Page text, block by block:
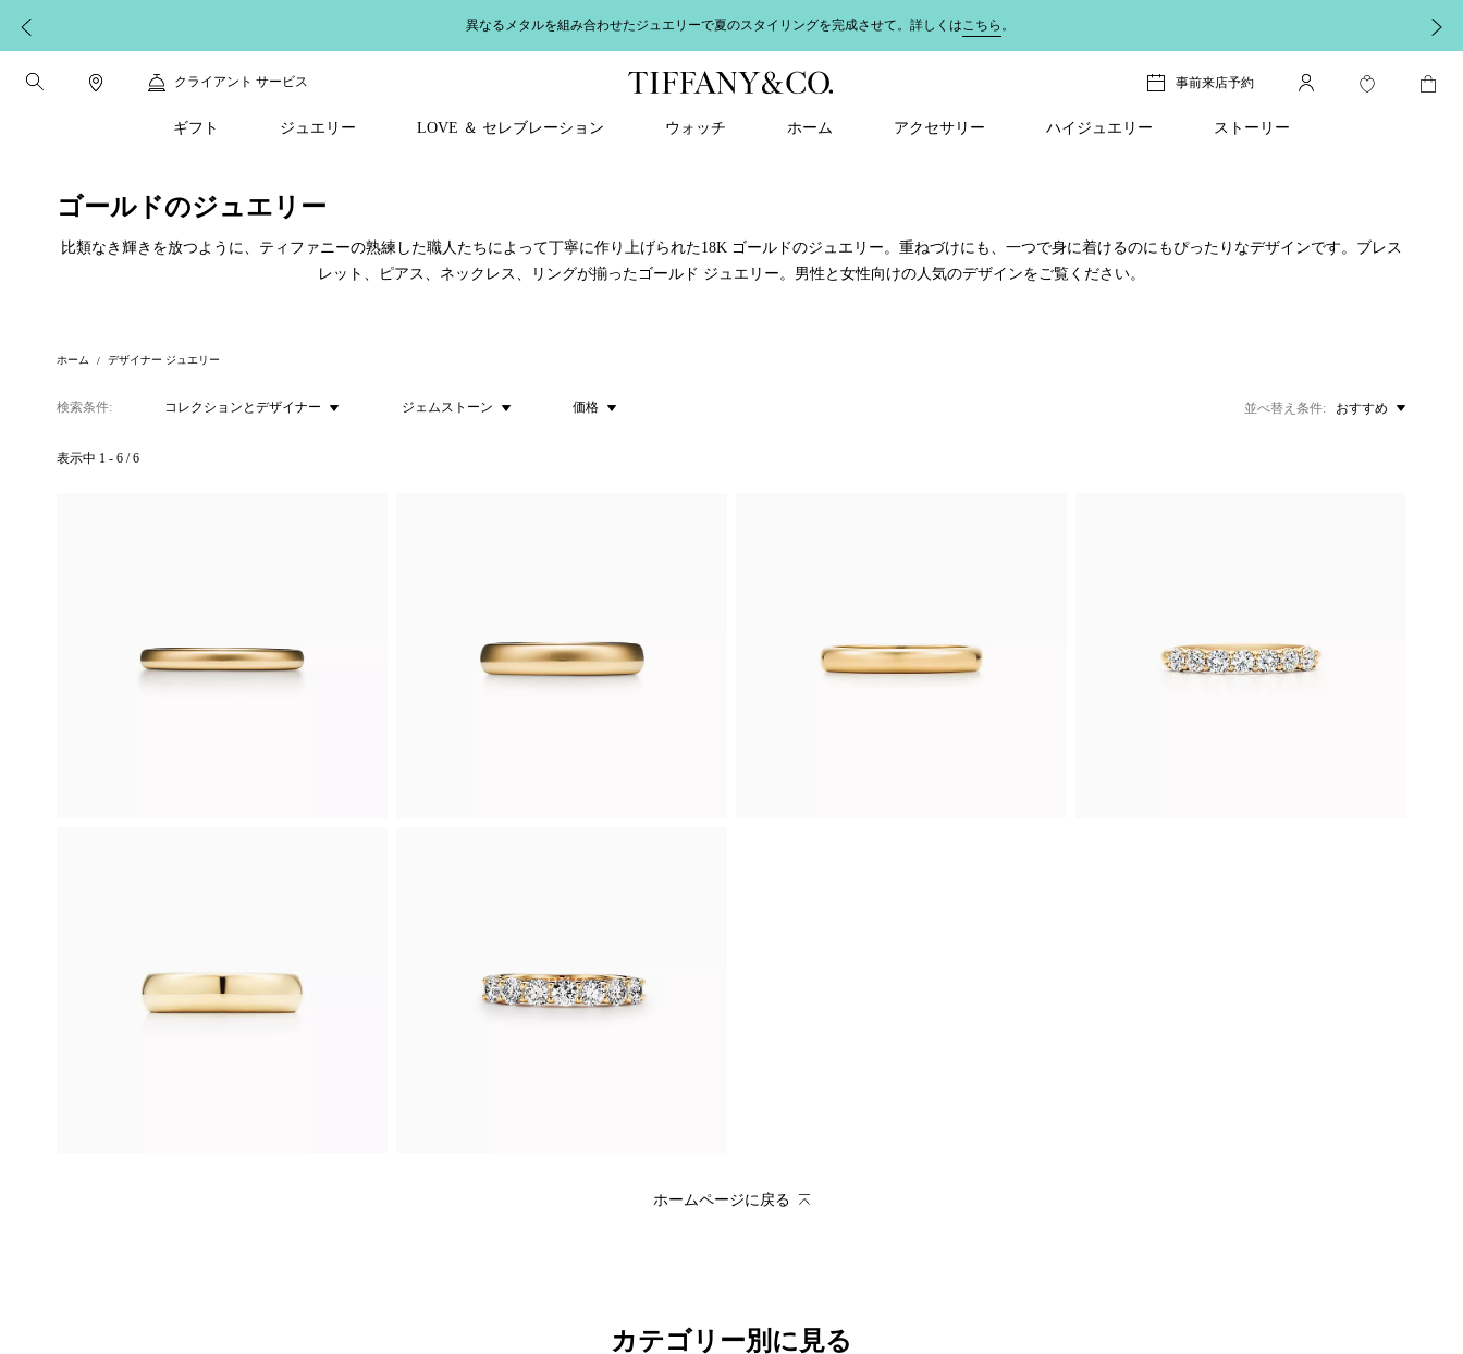
異なるメタルを組み合わせたジュエリーで夏のスタイリングを完成させて。詳しくはこちら 。
クライアント サービス 事前来店予約
ギフト ジュエリー LOVE ＆ セレブレーション ウォッチ ホーム アクセサリー ハイジュエリー ストーリー
ゴールドのジュエリー
比類なき輝きを放つように、ティファニーの熟練した職人たちによって丁寧に作り上げられた18K ゴールドのジュエリー。重ねづけにも、一つで身に着けるのにもぴったりなデザインです。ブレス
レット、ピアス、ネックレス、リングが揃ったゴールド ジュエリー。男性と女性向けの人気のデザインをご覧ください。
ホーム デザイナー ジュエリー
検索条件 コレクションとデザイナー ジェムストーン 価格
表示中 1 - 6 / 6
並べ替え条件 おすすめ
ホームページに戻る
カテゴリー別に見る